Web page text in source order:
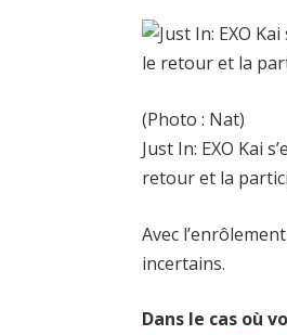
(Photo : Nat)
Just In: EXO Kai
retour et la
Avec
incertains.
Dans le cas où